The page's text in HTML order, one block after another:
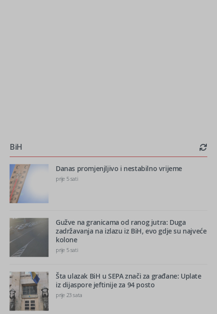
BiH
Danas promjenjljivo i nestabilno vrijeme
prije 5 sati
Gužve na granicama od ranog jutra: Duga
zadržavanja na izlazu iz BiH, evo gdje su najveće
kolone
prije 5 sati
Šta ulazak BiH u SEPA znači za građane: Uplate
iz dijaspore jeftinije za 94 posto
prije 23 sata